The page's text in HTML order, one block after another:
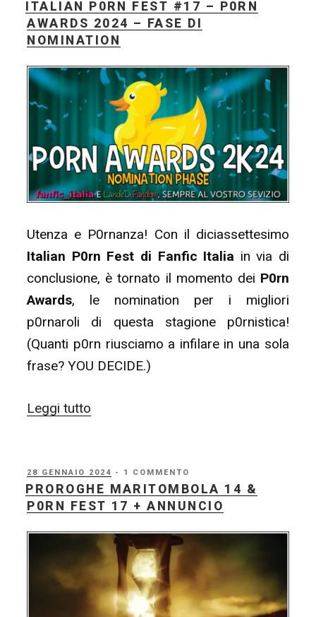
–
P0rn
2024
VOTAZIONI
APERTE”
ITALIAN P0RN FEST #17 – P0RN
AWARDS 2024 – FASE DI
NOMINATION
Utenza e P0rnanza! Con il diciassettesimo
Italian P0rn Fest di Fanfic Italia in via di
conclusione, è tornato il momento dei P0rn
Awards, le nomination per i migliori
p0rnaroli di questa stagione p0rnistica!
(Quanti p0rn riusciamo a infilare in una sola
frase? YOU DECIDE.)
Leggi tutto
#17
–
P0rn
Awards
2024
Fase
PUBBLICATO
IL
28 GENNAIO 2024 - 1 COMMENTO
PROROGHE MARITOMBOLA 14 &
P0RN FEST 17 + ANNUNCIO